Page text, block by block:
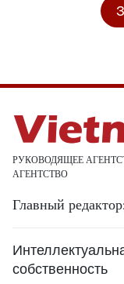
РУКОВОДЯЩЕЕ
АГЕНТСТВО
Главный
собственность